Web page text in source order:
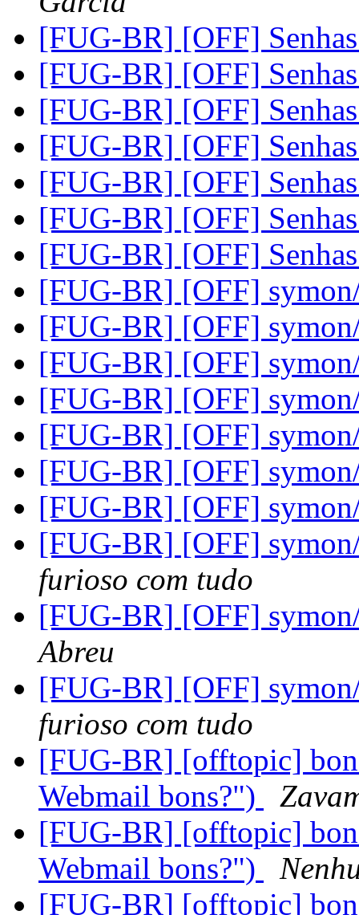
[FUG-BR] [OFF]
[FUG-BR] [OFF]
[FUG-BR] [OFF]
[FUG-BR] [OFF]
[FUG-BR] [OFF]
[FUG-BR] [OFF]
[FUG-BR] [OFF]
[FUG-BR] [OFF]
[FUG-BR] [OFF]
[FUG-BR] [OFF]
[FUG-BR] [OFF]
[FUG-BR] [OFF]
[FUG-BR] [OFF]
[FUG-BR] [OFF]
[FUG-BR] [OFF]
furioso com tudo
[FUG-BR] [OFF]
Abreu
[FUG-BR] [OFF]
furioso com tudo
[FUG-BR] [offtopic]
Webmail bons?")
[FUG-BR] [offtopic]
Webmail bons?")
[FUG-BR] [offtopic]